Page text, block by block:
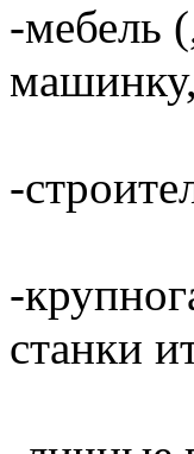
-мебель
-
-
станки